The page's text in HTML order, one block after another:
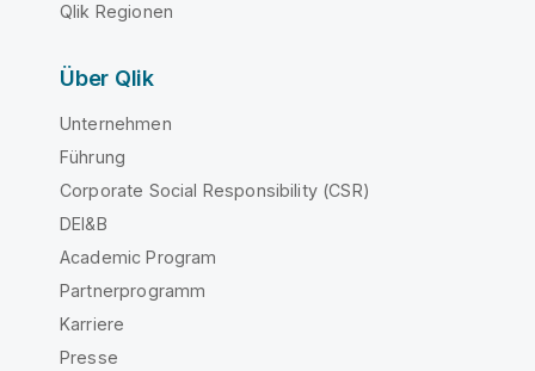
Qlik Regionen
Über Qlik
Unternehmen
Führung
Corporate Social Responsibility (CSR)
DEI&B
Academic Program
Partnerprogramm
Karriere
Presse